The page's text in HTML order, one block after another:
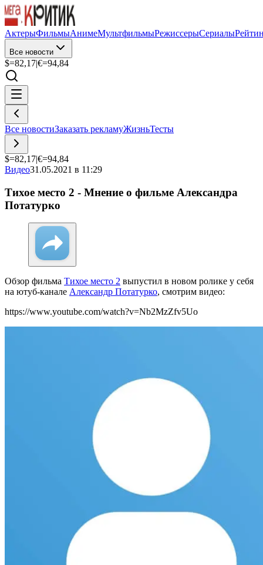
АктерыФильмыАнимеМультфильмыРежиссерыСериалы
Все новости
$=82,17|€=94,84
Все новостиЗаказать рекламуЖизньТесты
$=82,17|€=94,84
Видео31.05.2021 в 11:29
Тихое место 2 - Мнение о фильме Александра
Потатурко
Обзор фильма Тихое место 2 выпустил в новом ролике у себя
на ютуб-канале Александр Потатурко, смотрим видео:
https://www.youtube.com/watch?v=Nb2MzZfv5Uo